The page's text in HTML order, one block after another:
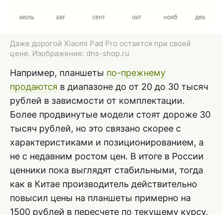
Даже дорогой Xiaomi Pad Pro остается при своей
цене. Изображение: dns-shop.ru
Например, планшеты по-прежнему
продаются в диапазоне до от 20 до 30 тысяч
рублей в зависмости от комплектации.
Более продвинутые модели стоят дороже 30
тысяч рублей, но это связано скорее с
характеристиками и позиционированием, а
не с недавним ростом цен. В итоге в России
ценники пока выглядят стабильными, тогда
как в Китае производитель действительно
повысил цены на планшеты примерно на
1500 рублей в пересчете по текущему курсу.